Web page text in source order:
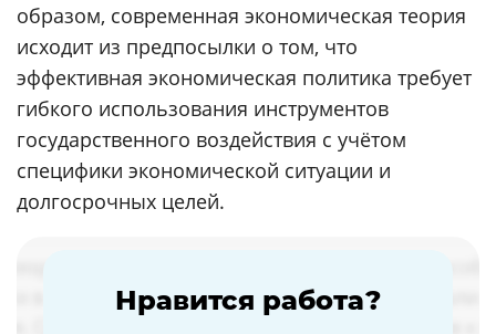
образом, современная экономическая теория
исходит из предпосылки о том, что
эффективная экономическая политика требует
гибкого использования инструментов
государственного воздействия с учётом
специфики экономической ситуации и
долгосрочных целей.
Нравится работа?